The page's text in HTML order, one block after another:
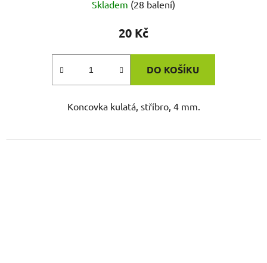
Skladem (28 balení)
20 Kč
DO KOŠÍKU
Koncovka kulatá, stříbro, 4 mm.